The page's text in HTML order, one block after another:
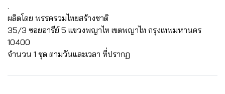
.
ผลิตโดย พรรครวมไทยสร้างชาติ
35/3 ซอยอารีย์ 5 แขวงพญาไท เขตพญาไท กรุงเทพมหานคร
10400
จำนวน 1 ชุด ตามวันและเวลา ที่ปรากฏ